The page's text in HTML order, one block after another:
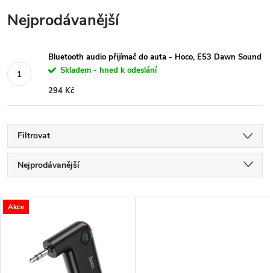
Nejprodávanější
Bluetooth audio přijímač do auta - Hoco, E53 Dawn Sound
Skladem - hned k odeslání
294 Kč
Filtrovat
Ř
a
Nejprodávanější
Nejdražší
Abecedně
V
Akce